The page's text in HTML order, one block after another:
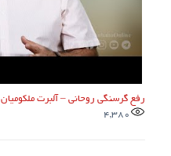
رفع گرسنگی روحانی – آلبرت ملکومیان
4,380